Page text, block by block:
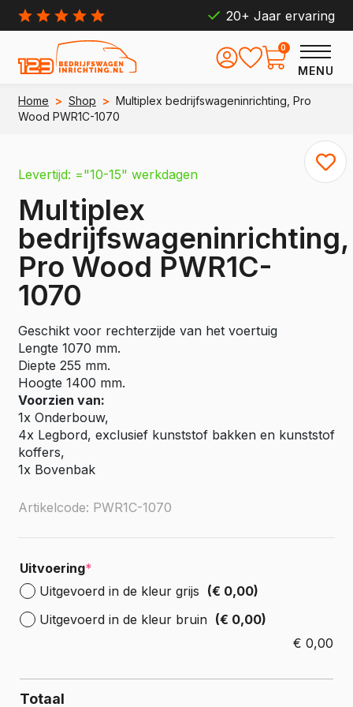
20+ Jaar ervaring
MENU
0
Home > Shop > Multiplex bedrijfswageninrichting, Pro
Wood PWR1C-1070
Levertijd: ="10-15" werkdagen
Multiplex
bedrijfswageninrichting,
Pro Wood PWR1C-
1070
Geschikt voor rechterzijde van het voertuig
Lengte 1070 mm.
Diepte 255 mm.
Hoogte 1400 mm.
Voorzien van:
1x Onderbouw,
4x Legbord, exclusief kunststof bakken en kunststof
koffers,
1x Bovenbak
Artikelcode: PWR1C-1070
Uitvoering*
Uitgevoerd in de kleur grijs (€ 0,00)
Uitgevoerd in de kleur bruin (€ 0,00)
€ 0,00
Totaal